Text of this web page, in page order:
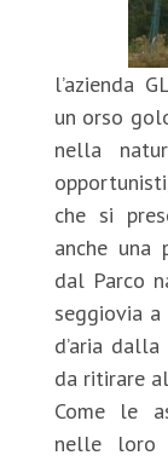
l’azienda
un orso
nella
che si
anche
dal Parco
seggiovia a
d’aria
da ritirare
Come le
nelle loro